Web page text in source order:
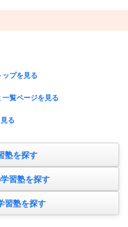
プを見る
覧ページを見る
る
塾を探す
習塾を探す
習塾を探す